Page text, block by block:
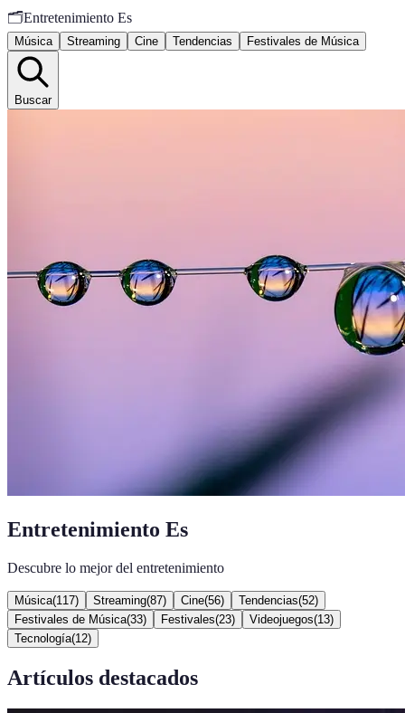
🗂️Entretenimiento Es
Música Streaming Cine Tendencias Festivales de Música
Buscar
Entretenimiento Es
Descubre lo mejor del entretenimiento
Música(117) Streaming(87) Cine(56) Tendencias(52)
Festivales de Música(33) Festivales(23) Videojuegos(13)
Tecnología(12)
Artículos destacados